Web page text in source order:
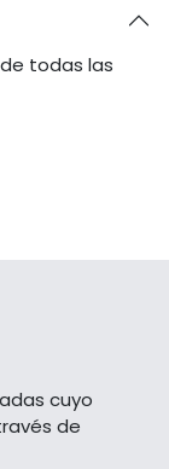
todas las
cuyo
de